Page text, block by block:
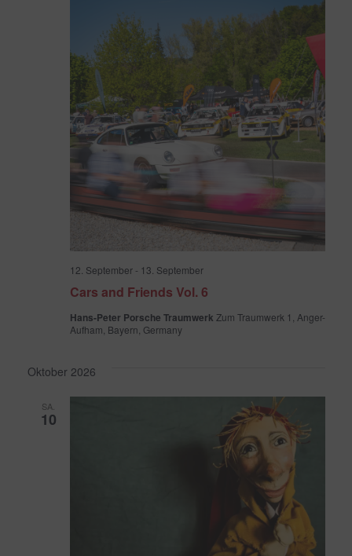
Cars and Friends Vol. 6
12. September- 13. September
Hans-Peter Porsche Traumwerk Zum Traumwerk 1, Anger-
Aufham, Bayern, Germany
Oktober 2026
SA.
10